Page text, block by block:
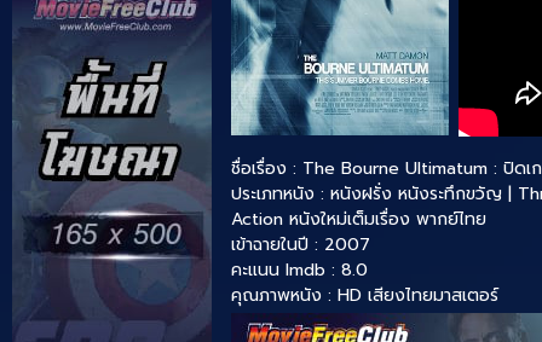
ชื่อเรื่อง : The Bourne Ultimatum : ปิด
ประเภทหนัง : หนังฝรั่ง หนังระทึกขวัญ |
Action หนังใหม่เต็มเรื่อง พากย์ไทย
เข้าฉายในปี : 2007
คะแนน Imdb : 8.0
คุณภาพหนัง : HD เสียงไทยมาสเตอร์